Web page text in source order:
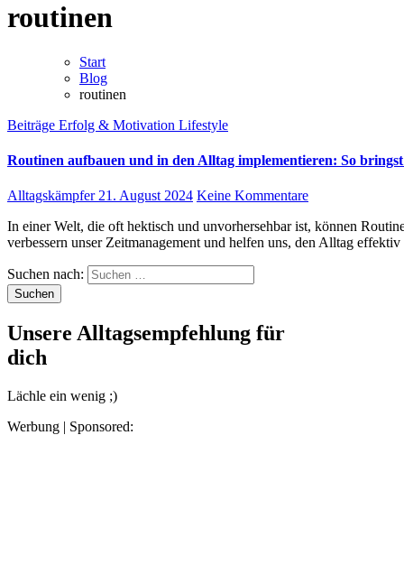
routinen
Start
Blog
routinen
Beiträge Erfolg & Motivation Lifestyle
Routinen aufbauen und in den Alltag implementieren: So
Alltagskämpfer21. August 2024 Keine Kommentare
In einer Welt, die oft hektisch und unvorhersehbar ist, können Routinen wie ein Anker wirken. Sie geben uns Struktur,
verbessern unser Zeitmanagement und helfen uns, den Alltag
Suchen nach:
Unsere Alltagsempfehlung für
dich
Lächle ein wenig ;)
Werbung | Sponsored: